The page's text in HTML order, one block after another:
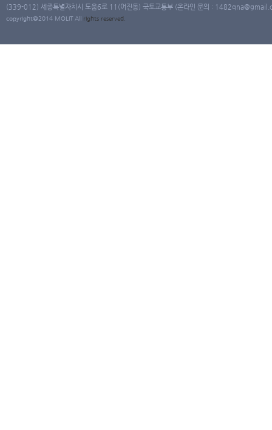
(339-012) 세종특별자치시 도움6로 11(어진동) 국토교통부 (온라인 문의 :
copyright@2014 MOLIT All rights reserved.